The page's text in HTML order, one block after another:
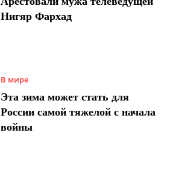
Нигяр Фархад
В мире
Эта зима может стать для
России самой тяжелой с начала
войны